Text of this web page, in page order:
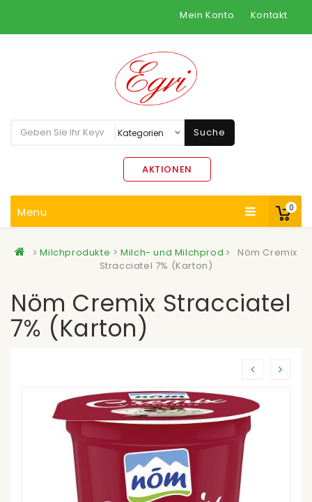
Mein Konto Kontakt
0
Suche
AKTIONEN
Menu
Milchprodukte >Milch- und Milchprod
Nöm Cremix
Stracciatel 7% (Karton)
Nöm Cremix Stracciatel
7% (Karton)